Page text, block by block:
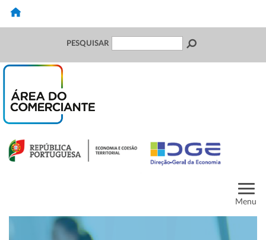
PESQUISAR
Menu